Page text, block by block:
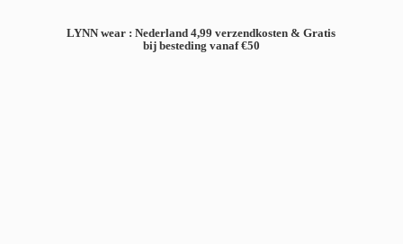
LYNN wear : Nederland 4,99 verzendkosten & Gratis
bij besteding vanaf €50